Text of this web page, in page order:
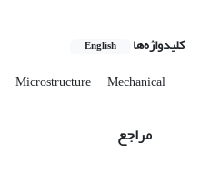
کلیدواژه‌ها English
Microstructure Mechanical
مراجع